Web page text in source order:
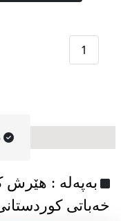
1
به‌په‌له‌ : هێرش
خەباتی